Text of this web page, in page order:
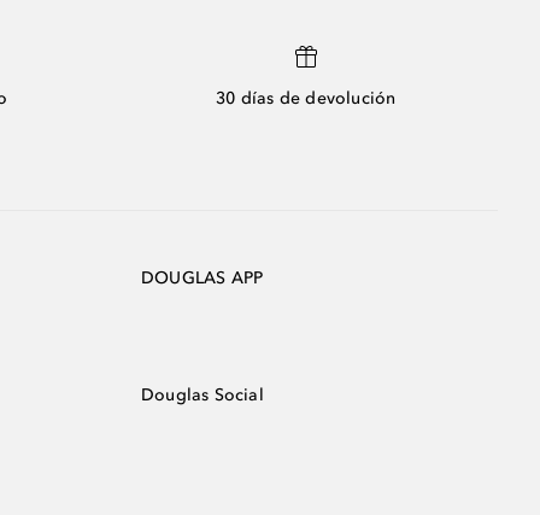
30 días de devolución
DOUGLAS APP
Douglas Social